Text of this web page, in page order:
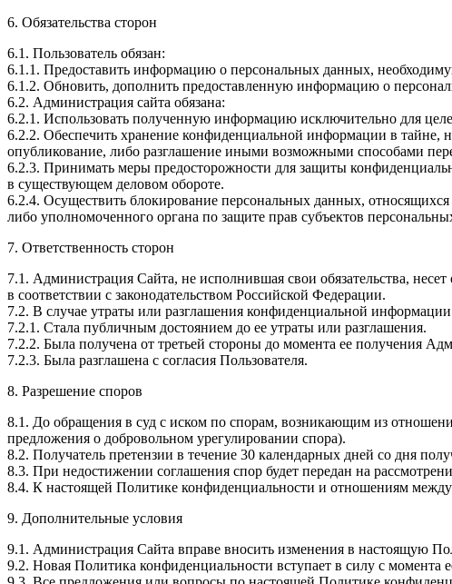
6. Обязательства сторон
6.1. Пользователь обязан:
6.1.1. Предоставить информацию о персональных данных,
6.1.2. Обновить, дополнить предоставленную информацию о
6.2. Администрация сайта обязана:
6.2.1. Использовать полученную информацию исключительно для
6.2.2. Обеспечить хранение конфиденциальной информации в тайне,
опубликование, либо разглашение иными возможными способами
6.2.3. Принимать меры предосторожности для защиты
в существующем деловом обороте.
6.2.4. Осуществить блокирование персональных данных,
либо уполномоченного органа по защите прав субъектов
7. Ответственность сторон
7.1. Администрация Сайта, не исполнившая свои обязательства,
в соответствии с законодательством Российской Федерации.
7.2. В случае утраты или разглашения конфиденциальной
7.2.1. Стала публичным достоянием до ее утраты или разглашения.
7.2.2. Была получена от третьей стороны до момента ее получения
7.2.3. Была разглашена с согласия Пользователя.
8. Разрешение споров
8.1. До обращения в суд с иском по спорам, возникающим из
предложения о добровольном урегулировании спора).
8.2. Получатель претензии в течение 30 календарных дней со дня
8.3. При недостижении соглашения спор будет передан на
8.4. К настоящей Политике конфиденциальности и отношениям
9. Дополнительные условия
9.1. Администрация Сайта вправе вносить изменения в настоящую
9.2. Новая Политика конфиденциальности вступает в силу с